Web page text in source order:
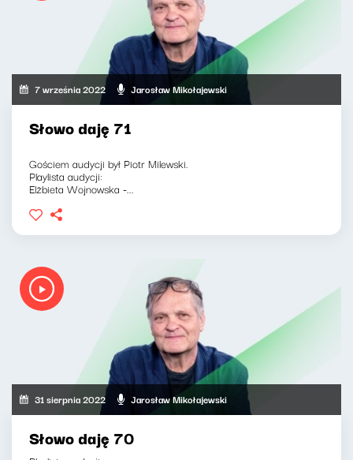
7 września 2022 Jarosław Mikołajewski
Słowo daję 71
Gościem audycji był Piotr Milewski.
Playlista audycji:
Elżbieta Wojnowska -...
31 sierpnia 2022 Jarosław Mikołajewski
Słowo daję 70